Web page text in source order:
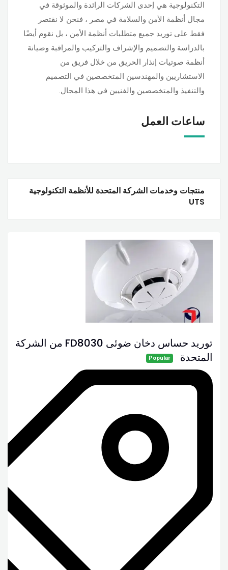
التكنولوجية هي إحدى الشركات الرائدة والموثوقة في
مجال أنظمة الأمن والسلامة في مصر ، فنحن لا نقتصر
فقط على توريد جميع متطلبات أنظمة الأمن ، بل نقوم أيضًا
بالدراسة والتصميم والإشراف والتركيب والمراقبة وصيانة
أنظمة صوتيات إنذار الحريق من خلال فريق من
الاستشاريين والمهندسين المتخصصين في التصميم
والتنفيذ والمتخصصين والفنيين في هذا المجال.
ساعات العمل
منتجات وخدمات الشركة المتحدة للأنظمة التكنولوجية
UTS
توريد حساس دخان ضوئى FD8030 من الشركة
المتحدة
Popular